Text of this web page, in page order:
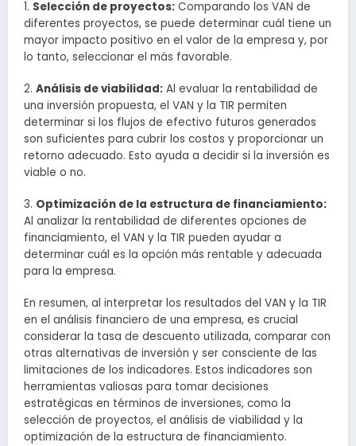
1. Selección de proyectos: Comparando los VAN de
diferentes proyectos, se puede determinar cuál tiene un
mayor impacto positivo en el valor de la empresa y, por
lo tanto, seleccionar el más favorable.
2. Análisis de viabilidad: Al evaluar la rentabilidad de
una inversión propuesta, el VAN y la TIR permiten
determinar si los flujos de efectivo futuros generados
son suficientes para cubrir los costos y proporcionar un
retorno adecuado. Esto ayuda a decidir si la inversión es
viable o no.
3. Optimización de la estructura de financiamiento:
Al analizar la rentabilidad de diferentes opciones de
financiamiento, el VAN y la TIR pueden ayudar a
determinar cuál es la opción más rentable y adecuada
para la empresa.
En resumen, al interpretar los resultados del VAN y la TIR
en el análisis financiero de una empresa, es crucial
considerar la tasa de descuento utilizada, comparar con
otras alternativas de inversión y ser consciente de las
limitaciones de los indicadores. Estos indicadores son
herramientas valiosas para tomar decisiones
estratégicas en términos de inversiones, como la
selección de proyectos, el análisis de viabilidad y la
optimización de la estructura de financiamiento.